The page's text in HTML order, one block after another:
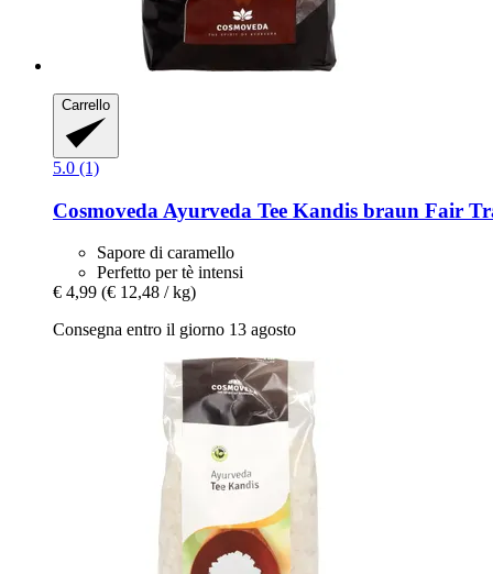
Carrello
5.0 (1)
Cosmoveda Ayurveda Tee Kandis braun Fair
Sapore di caramello
Perfetto per tè intensi
€ 4,99 (€ 12,48 / kg)
Consegna entro il giorno 13 agosto